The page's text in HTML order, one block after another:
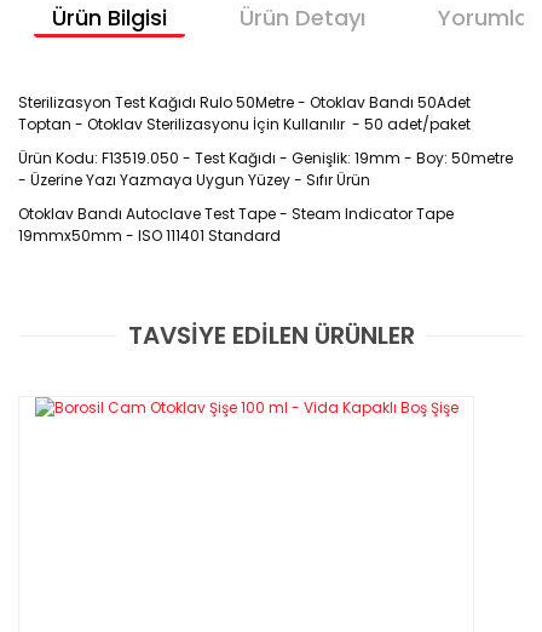
Ürün Bilgisi Ürün Detayı Yorumlar
Sterilizasyon Test Kağıdı Rulo 50Metre - Otoklav Bandı 50Adet
Toptan - Otoklav Sterilizasyonu İçin Kullanılır - 50 adet/paket
Ürün Kodu: F13519.050 - Test Kağıdı - Genişlik: 19mm - Boy: 50metre
- Üzerine Yazı Yazmaya Uygun Yüzey - Sıfır Ürün
Otoklav Bandı Autoclave Test Tape - Steam Indicator Tape
19mmx50mm - ISO 111401 Standard
Bu ürüne ilk yorumu siz yapın!
Yorum Yaz
Ürün Kodu : F13519.050
TAVSİYE EDİLEN ÜRÜNLER